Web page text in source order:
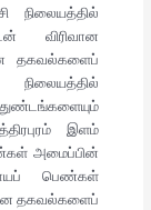
நிலையத்தில்
விரிவான
தகவல்களைப்
இளம்
அமைப்பின்
பெண்கள்
தகவல்களைப்